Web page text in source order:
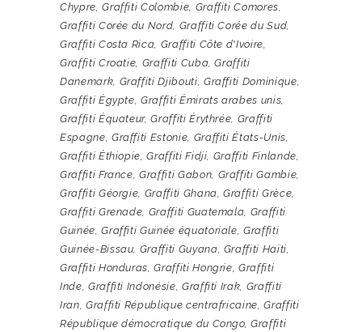
Chypre,Graffiti Colombie, Graffiti Comores,
Graffiti Corée du Nord, Graffiti Corée du Sud,
Graffiti Costa Rica, Graffiti Côte d'Ivoire,
Graffiti Croatie, Graffiti Cuba,Graffiti
Danemark, Graffiti Djibouti, Graffiti Dominique,
Graffiti Égypte,Graffiti Émirats arabes unis,
Graffiti Équateur,Graffiti Érythrée, Graffiti
Espagne, Graffiti Estonie, Graffiti États-Unis,
Graffiti Éthiopie,Graffiti Fidji, Graffiti Finlande,
Graffiti France,Graffiti Gabon, Graffiti Gambie,
Graffiti Géorgie, Graffiti Ghana,Graffiti Grèce,
Graffiti Grenade, Graffiti Guatemala, Graffiti
Guinée,Graffiti Guinée équatoriale,Graffiti
Guinée-Bissau, Graffiti Guyana, Graffiti Haïti,
Graffiti Honduras,Graffiti Hongrie,Graffiti
Inde, Graffiti Indonésie, Graffiti Irak, Graffiti
Iran, Graffiti République centrafricaine,Graffiti
République démocratique du Congo,Graffiti